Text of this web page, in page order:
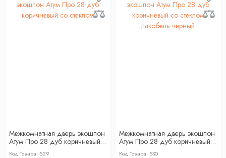
Межкомнатная дверь экошпон
Атум Про 28 дуб коричневый
со стеклом
Код Товара: 529
Межкомнатная дверь экошпон
Атум Про 28 дуб коричневый
со стеклом лакобель чёрный
Код Товара: 530